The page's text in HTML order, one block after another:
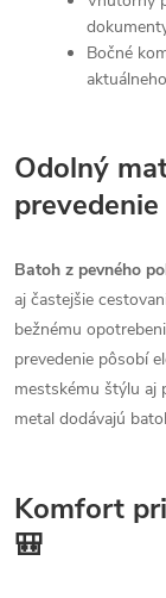
Bočné
Odolný
prevedenie
Batoh z pevného
aj častejšie
bežnému
prevedenie pôsobí
mestskému štýlu aj
metal dodávajú
Komfort
🎒